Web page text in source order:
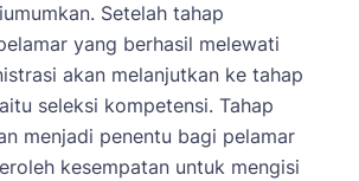
Setelah tahap
yang berhasil melewati
akan melanjutkan ke tahap
seleksi kompetensi. Tahap
menjadi penentu bagi pelamar
kesempatan untuk mengisi